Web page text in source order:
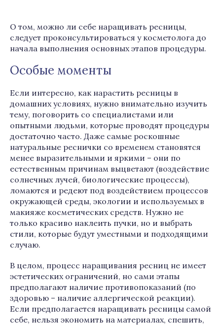
О том, можно ли себе наращивать ресницы,
следует проконсультироваться у косметолога до
начала выполнения основных этапов процедуры.
Особые моменты
Если интересно, как нарастить ресницы в
домашних условиях, нужно внимательно изучить
тему, поговорить со специалистами или
опытными людьми, которые проводят процедуры
достаточно часто. Даже самые роскошные
натуральные реснички со временем становятся
менее выразительными и яркими – они по
естественным причинам выцветают (воздействие
солнечных лучей, биологические процессы),
ломаются и редеют под воздействием процессов
окружающей среды, экологии и используемых в
макияже косметических средств. Нужно не
только красиво наклеить пучки, но и выбрать
стили, которые будут уместными и подходящими
случаю.
В целом, процесс наращивания ресниц не имеет
эстетических ограничений, но сами этапы
предполагают наличие противопоказаний (по
здоровью – наличие аллергической реакции).
Если предполагается наращивать ресницы самой
себе, нельзя экономить на материалах, спешить,